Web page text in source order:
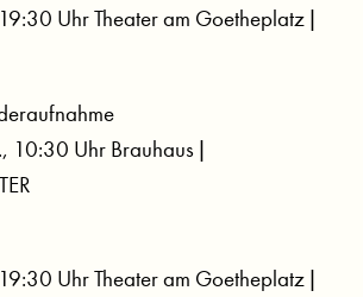
Uhr Theater am Goetheplatz |
10:30 Uhr Brauhaus |
Uhr Theater am Goetheplatz |